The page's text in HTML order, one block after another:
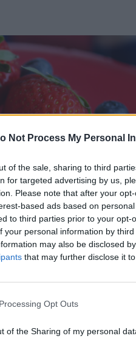
Not Process My Personal
of the sale, sharing to third
for targeted advertising by us,
Please note that after your
based ads based on
to third parties prior to your
your personal information by
may also be disclosed
that may further disclose it
Opt Outs
of the Sharing of my personal